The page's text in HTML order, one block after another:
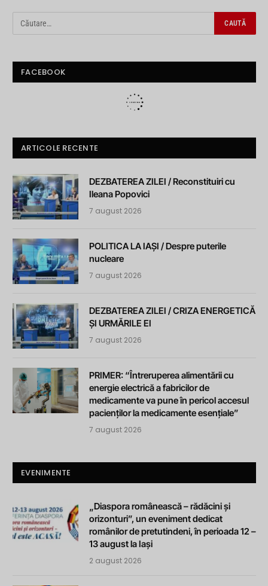
FACEBOOK
ARTICOLE RECENTE
DEZBATEREA ZILEI / Reconstituiri cu
Ileana Popovici
7 august 2026
POLITICA LA IAȘI / Despre puterile
nucleare
7 august 2026
DEZBATEREA ZILEI / CRIZA ENERGETICĂ
ȘI URMĂRILE EI
7 august 2026
PRIMER: “Întreruperea alimentării cu
energie electrică a fabricilor de
medicamente va pune în pericol accesul
pacienților la medicamente esențiale”
7 august 2026
EVENIMENTE
„Diaspora românească – rădăcini și
orizonturi”, un eveniment dedicat
românilor de pretutindeni, în perioada 12 –
13 august la Iași
2 august 2026